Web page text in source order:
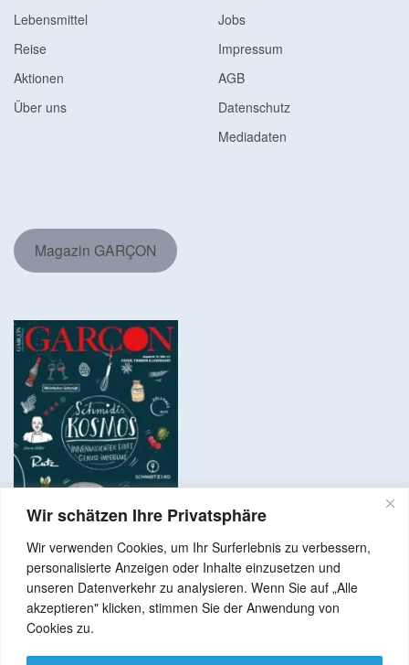
Wir schätzen Ihre Privatsphäre
Wir verwenden Cookies, um Ihr Surferlebnis zu verbessern,
personalisierte Anzeigen oder Inhalte einzusetzen und
unseren Datenverkehr zu analysieren. Wenn Sie auf „Alle
akzeptieren" klicken, stimmen Sie der Anwendung von
Cookies zu.
Lebensmittel
Reise
Aktionen
Über uns
Jobs
Impressum
AGB
Datenschutz
Mediadaten
Magazin GARÇON
Copyright © 2024 Alle Rechte vorbehalten. GenussNetzwerk.com